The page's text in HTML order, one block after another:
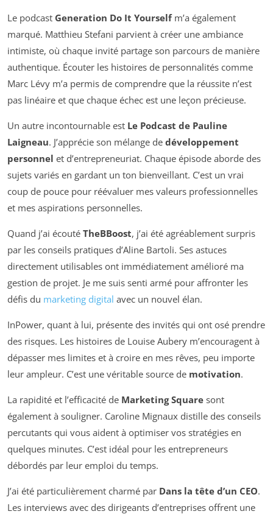
Le podcast Generation Do It Yourselfm’a également
marqué. Matthieu Stefani parvient à créer une ambiance
intimiste, où chaque invité partage son parcours de manière
authentique. Écouter les histoires de personnalités comme
Marc Lévy m’a permis de comprendre que la réussite n’est
pas linéaire et que chaque échec est une leçon précieuse.
Un autre incontournable est Le Podcast de Pauline
Laigneau. J’apprécie son mélange de développement
personnel et d’entrepreneuriat. Chaque épisode aborde des
sujets variés en gardant un ton bienveillant. C’est un vrai
coup de pouce pour réévaluer mes valeurs professionnelles
et mes aspirations personnelles.
Quand j’ai écouté TheBBoost, j’ai été agréablement surpris
par les conseils pratiques d’Aline Bartoli. Ses astuces
directement utilisables ont immédiatement amélioré ma
gestion de projet. Je me suis senti armé pour affronter les
défis du marketing digital avec un nouvel élan.
InPower, quant à lui, présente des invités qui ont osé prendre
des risques. Les histoires de Louise Aubery m’encouragent à
dépasser mes limites et à croire en mes rêves, peu importe
leur ampleur. C’est une véritable source de motivation.
La rapidité et l’efficacité de Marketing Square sont
également à souligner. Caroline Mignaux distille des conseils
percutants qui vous aident à optimiser vos stratégies en
quelques minutes. C’est idéal pour les entrepreneurs
débordés par leur emploi du temps.
J’ai été particulièrement charmé par Dans la tête d’un CEO.
Les interviews avec des dirigeants d’entreprises offrent une